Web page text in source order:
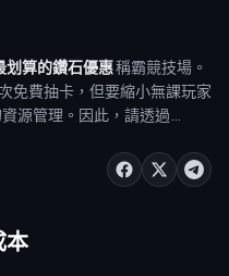
划算的鑽石優惠稱霸競技場。
免費抽卡，但要縮小無課玩家
源管理。因此，請透過
dust2)，在無需過度花費
本